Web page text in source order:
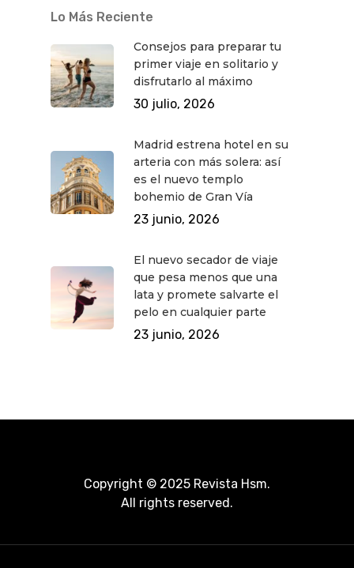
Lo Más Reciente
Consejos para preparar tu
primer viaje en solitario y
disfrutarlo al máximo
30 julio, 2026
Madrid estrena hotel en su
arteria con más solera: así
es el nuevo templo
bohemio de Gran Vía
23 junio, 2026
El nuevo secador de viaje
que pesa menos que una
lata y promete salvarte el
pelo en cualquier parte
23 junio, 2026
Copyright © 2025 Revista Hsm.
All rights reserved.